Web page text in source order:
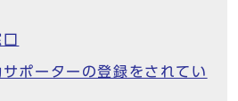
ポーターの登録をされてい